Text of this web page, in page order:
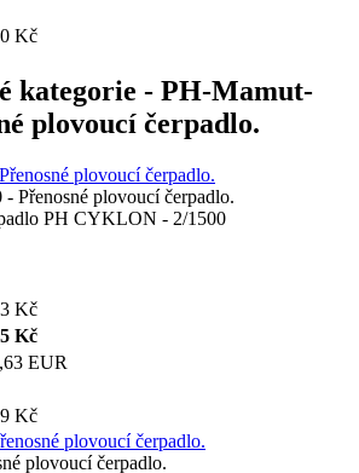
Kč
kategorie - PH-Mamut-
plovoucí čerpadlo.
plovoucí čerpadlo.
PH CYKLON - 2/1500
Kč
Kč
EUR
Kč
plovoucí čerpadlo.